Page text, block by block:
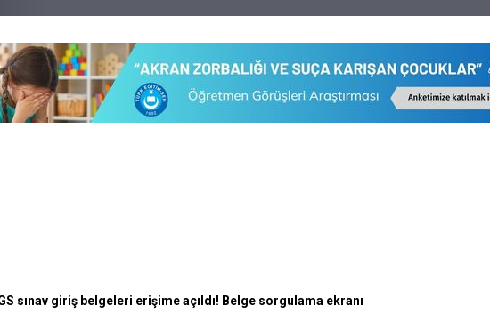
sınav giriş belgeleri erişime açıldı! Belge sorgulama ekranı